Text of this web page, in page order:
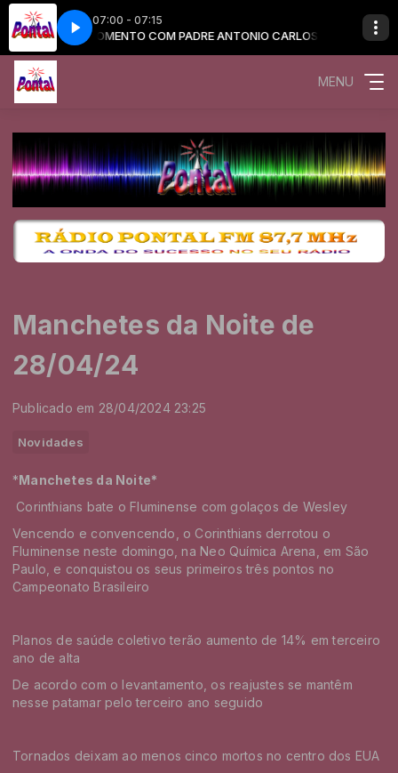
07:00 - 07:15
CARLOS MOMENTO COM PADRE ANTONIO CARLOS
Bom Dia Cidade com 1
MENU
Manchetes da Noite de
28/04/24
Publicado em 28/04/2024 23:25
Novidades
*Manchetes da Noite*
Corinthians bate o Fluminense com golaços de Wesley
Vencendo e convencendo, o Corinthians derrotou o
Fluminense neste domingo, na Neo Química Arena, em São
Paulo, e conquistou os seus primeiros três pontos no
Campeonato Brasileiro
Planos de saúde coletivo terão aumento de 14% em terceiro
ano de alta
De acordo com o levantamento, os reajustes se mantêm
nesse patamar pelo terceiro ano seguido
Tornados deixam ao menos cinco mortos no centro dos EUA